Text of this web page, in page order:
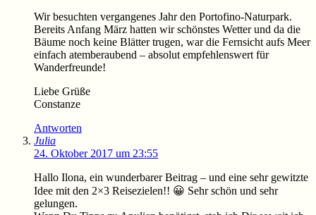
Wir besuchten vergangenes Jahr den Portofino-Naturpark.
Bereits Anfang März hatten wir schönstes Wetter und da die
Bäume noch keine Blätter trugen, war die Fernsicht aufs Meer
einfach atemberaubend – absolut empfehlenswert für
Wanderfreunde!
Liebe Grüße
Constanze
Antworten
Julia
24. Oktober 2017 um 23:55
Hallo Ilona, ein wunderbarer Beitrag – und eine sehr gewitzte
Idee mit den 2×3 Reisezielen!! 😀 Sehr schön und sehr
gelungen.